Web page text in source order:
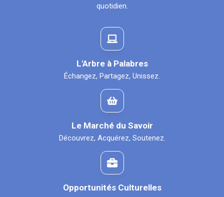
quotidien.
L'Arbre à Palabres
Échangez, Partagez, Unissez.
Le Marché du Savoir
Découvrez, Acquérez, Soutenez.
Opportunités Culturelles